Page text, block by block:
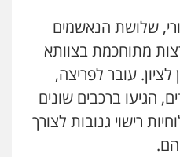
פשיעה חמורה צווארון לבן
שלושת הנאשמים
מתוחכמת בצוותא
עובר לפריצה,
הגיעו ברכבים שונים
רישוי גנובות לצורך